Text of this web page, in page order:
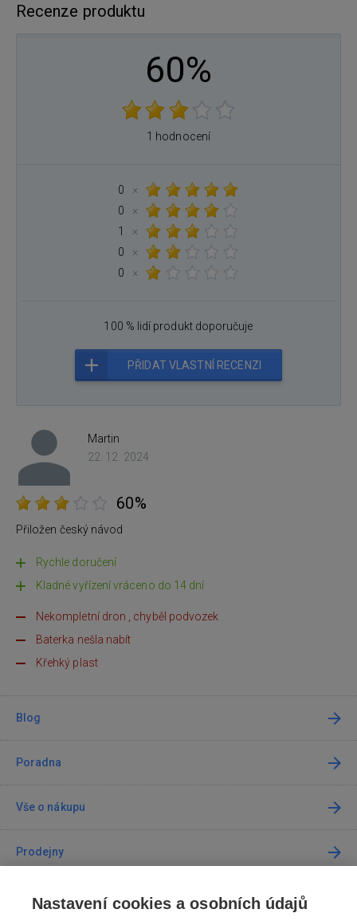
Recenze produktu
60%
1 hodnocení
0
×
0
×
1
×
0
×
0
×
100 % lidí produkt doporučuje
PŘIDAT VLASTNÍ RECENZI
Martin
22. 12. 2024
60%
Přiložen český návod
Rychle doručení
Kladné vyřízení vráceno do 14 dní
Nekompletní dron , chyběl podvozek
Baterka nešla nabít
Křehký plast
Blog
Poradna
Vše o nákupu
Prodejny
Kontakt
Nastavení cookies a osobních údajů